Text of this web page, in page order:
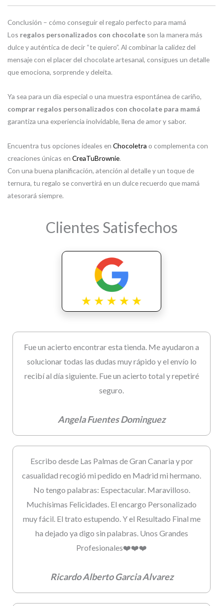
Conclusión – cómo conseguir el regalo perfecto para mamá
Los regalos personalizados con chocolate son la manera más
dulce y auténtica de decir “te quiero”. Al combinar la calidez del
mensaje con el placer del chocolate artesanal, consigues un detalle
que emociona, sorprende y deleita.
Ya sea para un día especial o una muestra espontánea de cariño,
comprar regalos personalizados con chocolate para mamá
garantiza una experiencia inolvidable, llena de amor y sabor.
Encuentra tus opciones ideales en Chocoletra o complementa con
creaciones únicas en CreaTuBrownie.
Con una buena planificación, atención al detalle y un toque de
ternura, tu regalo se convertirá en un dulce recuerdo que mamá
atesorará siempre.
Clientes Satisfechos
Fue un acierto encontrar esta tienda. Me ayudaron a
solucionar todas las dudas muy rápido y el envío lo
recibí al día siguiente. Fue un acierto total y repetiré
seguro.
Angela Fuentes Dominguez
Escribo desde Las Palmas de Gran Canaria y por
casualidad recogió mi pedido en Madrid mi hermano.
No tengo palabras: Espectacular. Maravilloso.
Muchísimas Felicidades. El encargo Personalizado
muy fácil. El trato estupendo. Y el Resultado Final me
ha dejado ya digo sin palabras. Unos Grandes
Profesionales❤️❤️❤️
Ricardo Alberto Garcia Alvarez